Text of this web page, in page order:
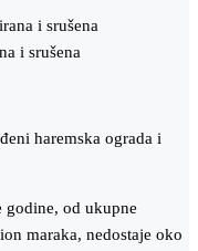
i srušena
haremska ograda i
godine, od ukupne
maraka, nedostaje oko